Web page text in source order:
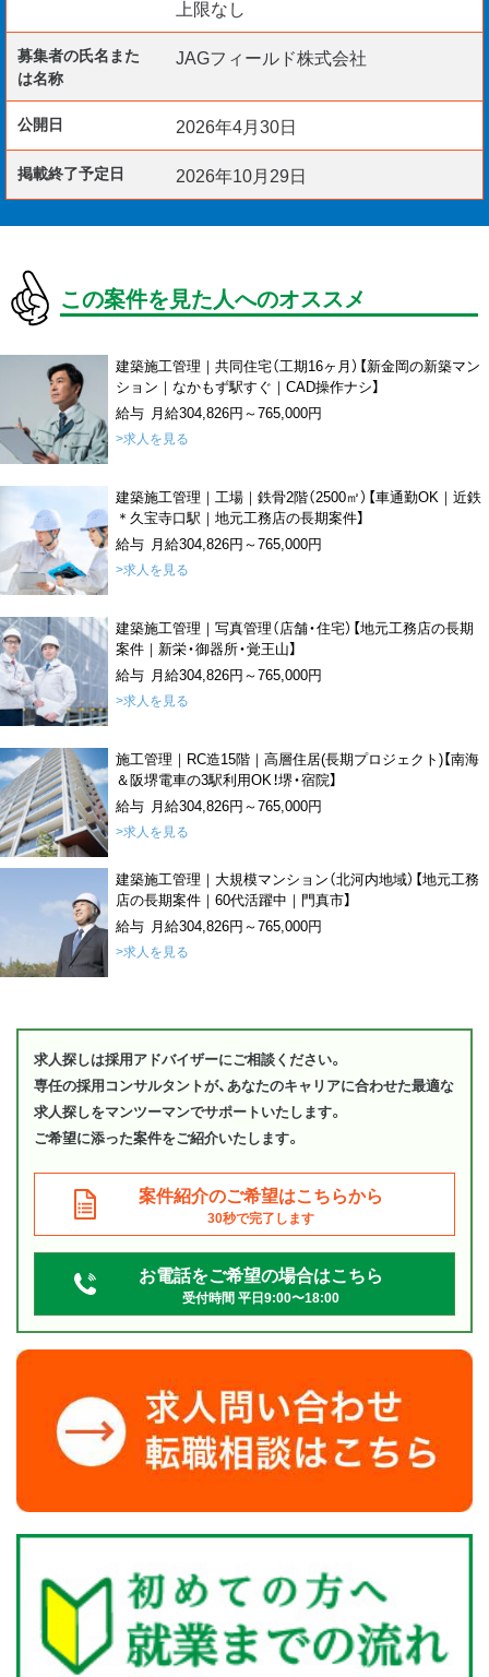
上限なし
募集者の氏名また
は名称
JAGフィールド株式会社
公開日 2026年4月30日
掲載終了予定日 2026年10月29日
この案件を見た人へのオススメ
建築施工管理｜共同住宅（工期16ヶ月）【新金岡の新築マン
ション｜なかもず駅すぐ｜CAD操作ナシ】
給与 月給304,826円～765,000円
>求人を見る
建築施工管理｜工場｜鉄骨2階（2500㎡）【車通勤OK｜近鉄
＊久宝寺口駅｜地元工務店の長期案件】
給与 月給304,826円～765,000円
>求人を見る
建築施工管理｜写真管理（店舗・住宅）【地元工務店の長期
案件｜新栄・御器所・覚王山】
給与 月給304,826円～765,000円
>求人を見る
施工管理｜RC造15階｜高層住居(長期プロジェクト)【南海
＆阪堺電車の3駅利用OK！堺・宿院】
給与 月給304,826円～765,000円
>求人を見る
建築施工管理｜大規模マンション（北河内地域）【地元工務
店の長期案件｜60代活躍中｜門真市】
給与 月給304,826円～765,000円
>求人を見る
求人探しは採用アドバイザーにご相談ください。
専任の採用コンサルタントが、あなたのキャリアに合わせた最適な
求人探しをマンツーマンでサポートいたします。
ご希望に添った案件をご紹介いたします。
案件紹介のご希望はこちらから
30秒で完了します
お電話をご希望の場合はこちら
受付時間 平日9:00〜18:00